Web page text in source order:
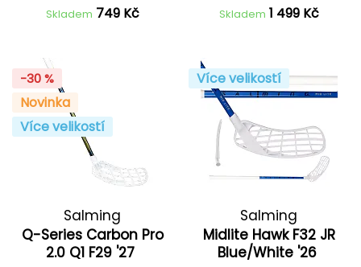
Skladem 749 Kč
Skladem 1 499 Kč
-30 %
Novinka
Více velikostí
Salming
Q-Series Carbon Pro
2.0 Q1 F29 '27
Více velikostí
Salming
Midlite Hawk F32 JR
Blue/White '26